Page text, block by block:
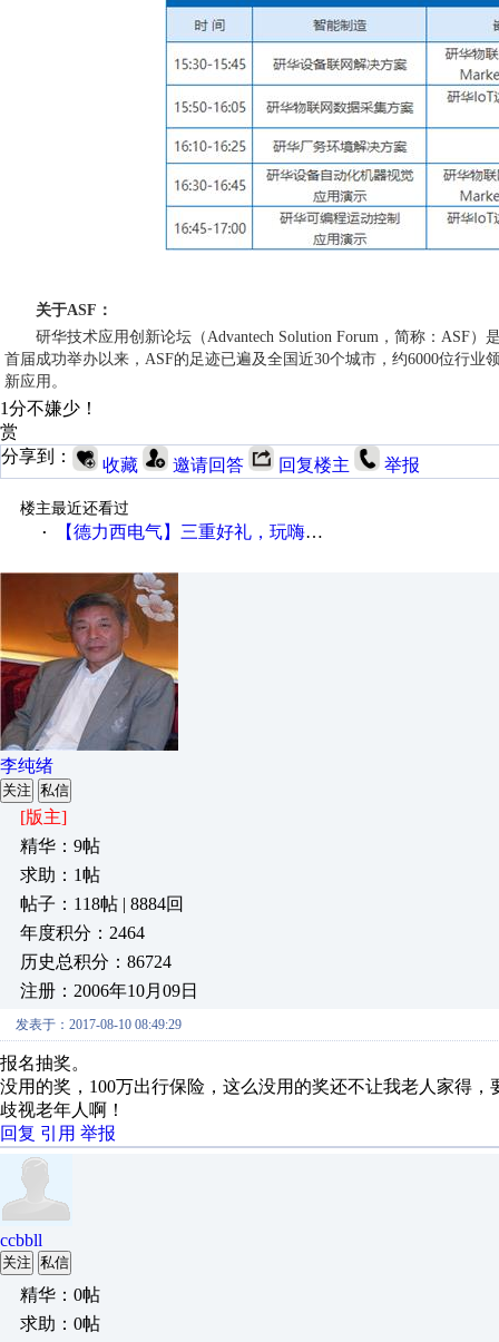
关于ASF：
研华技术应用创新论坛（Advantech Solution Forum，简称：ASF
首届成功举办以来，ASF的足迹已遍及全国近30个城市，约6000位行
新应用。
1分不嫌少！
赏
分享到：
收藏 邀请回答 回复楼主 举报
楼主最近还看过
·
【德力西电气】三重好礼，玩嗨夏日！
李纯绪
关注 私信
[版主]
精华：9帖
求助：1帖
帖子：118帖 | 8884回
年度积分：2464
历史总积分：86724
注册：2006年10月09日
发表于：2017-08-10 08:49:29
报名抽奖。
没用的奖，100万出行保险，这么没用的奖还不让我老人家得，
歧视老年人啊！
回复 引用 举报
ccbbll
关注 私信
精华：0帖
求助：0帖